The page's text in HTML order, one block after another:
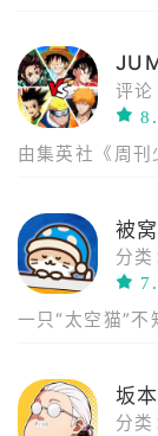
评论
由集英社《周
被
分类
一只“太空猫”不
分类